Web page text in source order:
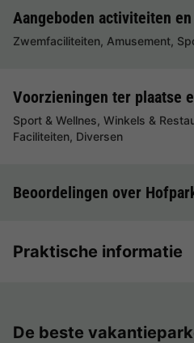
Aangeboden activiteiten
Zwemfaciliteiten, Amusement,
Voorzieningen ter plaatse
Sport & Wellnes, Winkels &
Faciliteiten, Diversen
Beoordelingen over
Praktische informatie
De beste